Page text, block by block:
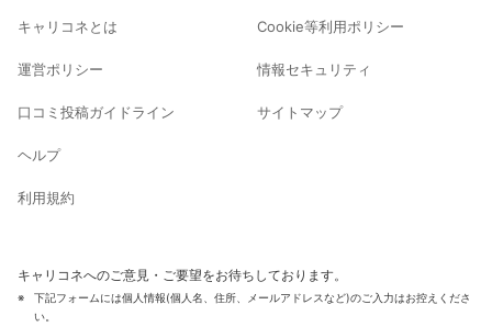
キャリコネとは
運営ポリシー
口コミ投稿ガイドライン
ヘルプ
利用規約
Cookie等利用ポリシー
情報セキュリティ
サイトマップ
キャリコネへのご意見・ご要望をお待ちしております。
下記フォームには個人情報(個人名、住所、メールアドレスなど)のご入力はお控えくださ
い。